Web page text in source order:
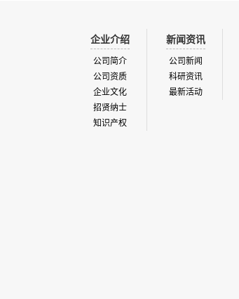
企业介绍
公司简介
公司资质
企业文化
招贤纳士
知识产权
新闻资讯
公司新闻
科研资讯
最新活动